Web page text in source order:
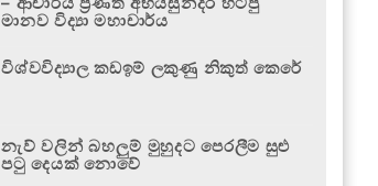
මානව විද්‍යා මහාචාර්ය
විශ්වවිද්‍යාල කඩඉම් ලකුණු නිකුත් කෙරේ
නැව් වලින් බහලුම් මුහුදට පෙරලීම සුළු
පටු දෙයක් නොවේ